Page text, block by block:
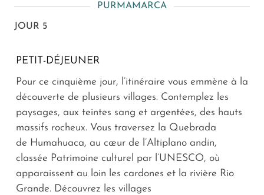
PURMAMARCA
JOUR 5
PETIT-DÉJEUNER
Pour ce cinquième jour, l’itinéraire vous emmène à la
découverte de plusieurs villages. Contemplez les
paysages, aux teintes sang et argentées, des hauts
massifs rocheux. Vous traversez la Quebrada
de Humahuaca, au cœur de l’Altiplano andin,
classée Patrimoine culturel par l’UNESCO, où
apparaissent au loin les cardones et la rivière Rio
Grande. Découvrez les villages